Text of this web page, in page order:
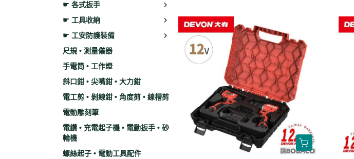
☛ 各式扳手
☛ 工具收納
☛ 工安防護裝備
尺規 • 測量儀器
手電筒 • 工作燈
斜口鉗 • 尖嘴鉗 • 大力鉗
電工剪 • 剝線鉗 • 角度剪 • 線槽剪
電動雕刻筆
電鑽 • 充電起子機 • 電動扳手 • 砂
輪機
螺絲起子 • 電動工具配件